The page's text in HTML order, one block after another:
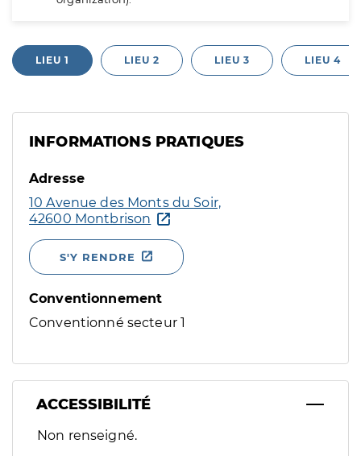
LIEU 1 LIEU 2 LIEU 3 LIEU 4
INFORMATIONS PRATIQUES
Adresse
10 Avenue des Monts du Soir,
42600 Montbrison
S'Y RENDRE
Conventionnement
Conventionné secteur 1
ACCESSIBILITÉ
Filtres
Sélectionnez un ou plusieurs handicaps/besoins
Non renseigné.